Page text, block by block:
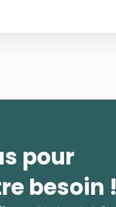
pour
besoin !